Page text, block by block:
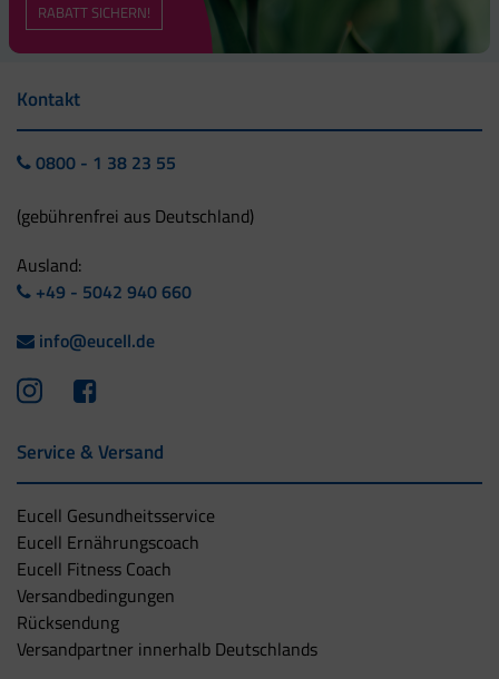
RABATT SICHERN!
Kontakt
0800 - 1 38 23 55
(gebührenfrei aus Deutschland)
Ausland:
+49 - 5042 940 660
info@eucell.de
Service & Versand
Eucell Gesundheitsservice
Eucell Ernährungscoach
Eucell Fitness Coach
Versandbedingungen
Rücksendung
Versandpartner innerhalb Deutschlands